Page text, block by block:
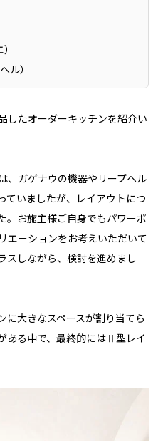
ル）
したオーダーキッチンを紹介い
、ガゲナウの機器やリープヘル
ていましたが、レイアウトにつ
。お施主様ご自身でもパワーポ
エーションをお考えいただいて
スしながら、検討を進めまし
に大きなスペースが割り当てら
ある中で、最終的にはⅡ型レイ